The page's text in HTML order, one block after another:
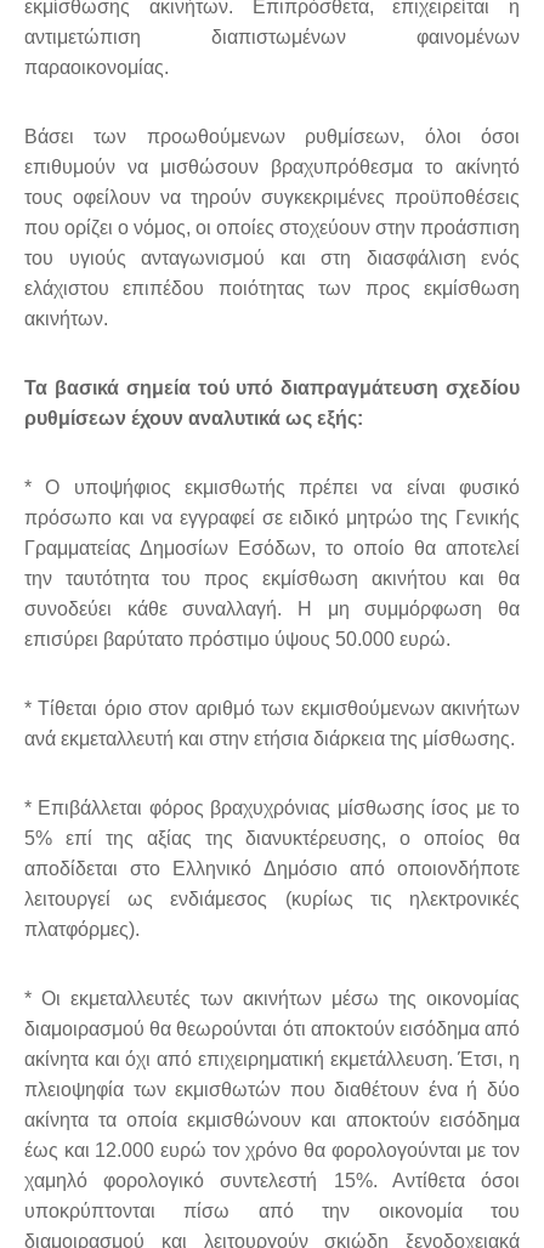
εκμίσθωσης ακινήτων. Επιπρόσθετα, επιχειρείται η
αντιμετώπιση διαπιστωμένων φαινομένων
παραοικονομίας.
Βάσει των προωθούμενων ρυθμίσεων, όλοι όσοι
επιθυμούν να μισθώσουν βραχυπρόθεσμα το ακίνητό
τους οφείλουν να τηρούν συγκεκριμένες προϋποθέσεις
που ορίζει ο νόμος, οι οποίες στοχεύουν στην προάσπιση
του υγιούς ανταγωνισμού και στη διασφάλιση ενός
ελάχιστου επιπέδου ποιότητας των προς εκμίσθωση
ακινήτων.
Τα βασικά σημεία τού υπό διαπραγμάτευση σχεδίου
ρυθμίσεων έχουν αναλυτικά ως εξής:
* Ο υποψήφιος εκμισθωτής πρέπει να είναι φυσικό
πρόσωπο και να εγγραφεί σε ειδικό μητρώο της Γενικής
Γραμματείας Δημοσίων Εσόδων, το οποίο θα αποτελεί
την ταυτότητα του προς εκμίσθωση ακινήτου και θα
συνοδεύει κάθε συναλλαγή. Η μη συμμόρφωση θα
επισύρει βαρύτατο πρόστιμο ύψους 50.000 ευρώ.
* Τίθεται όριο στον αριθμό των εκμισθούμενων ακινήτων
ανά εκμεταλλευτή και στην ετήσια διάρκεια της μίσθωσης.
* Επιβάλλεται φόρος βραχυχρόνιας μίσθωσης ίσος με το
5% επί της αξίας της διανυκτέρευσης, ο οποίος θα
αποδίδεται στο Ελληνικό Δημόσιο από οποιονδήποτε
λειτουργεί ως ενδιάμεσος (κυρίως τις ηλεκτρονικές
πλατφόρμες).
* Οι εκμεταλλευτές των ακινήτων μέσω της οικονομίας
διαμοιρασμού θα θεωρούνται ότι αποκτούν εισόδημα από
ακίνητα και όχι από επιχειρηματική εκμετάλλευση. Έτσι, η
πλειοψηφία των εκμισθωτών που διαθέτουν ένα ή δύο
ακίνητα τα οποία εκμισθώνουν και αποκτούν εισόδημα
έως και 12.000 ευρώ τον χρόνο θα φορολογούνται με τον
χαμηλό φορολογικό συντελεστή 15%. Αντίθετα όσοι
υποκρύπτονται πίσω από την οικονομία του
διαμοιρασμού και λειτουργούν σκιώδη ξενοδοχειακά